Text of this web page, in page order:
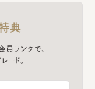
典
ランクで、
ード。